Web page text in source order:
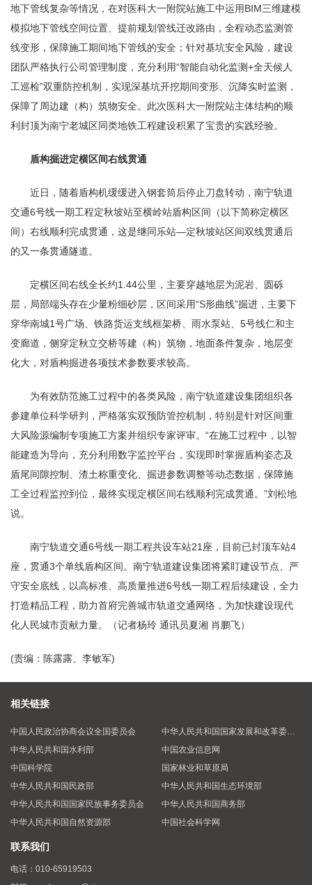
地下管线复杂等情况，在对医科大一附院站施工中运用BIM三维建模
模拟地下管线空间位置、提前规划管线迁改路由，全程动态监测管
线变形，保障施工期间地下管线的安全；针对基坑安全风险，建设
团队严格执行公司管理制度，充分利用“智能自动化监测+全天候人
工巡检”双重防控机制，实现深基坑开挖期间变形、沉降实时监测，
保障了周边建（构）筑物安全。此次医科大一附院站主体结构的顺
利封顶为南宁老城区同类地铁工程建设积累了宝贵的实践经验。
盾构掘进定横区间右线贯通
近日，随着盾构机缓缓进入钢套筒后停止刀盘转动，南宁轨道
交通6号线一期工程定秋坡站至横岭站盾构区间（以下简称定横区
间）右线顺利完成贯通，这是继同乐站—定秋坡站区间双线贯通后
的又一条贯通隧道。
定横区间右线全长约1.44公里，主要穿越地层为泥岩、圆砾
层，局部端头存在少量粉细砂层，区间采用“S形曲线”掘进，主要下
穿华南城1号广场、铁路货运支线框架桥、雨水泵站、5号线仁和主
变廊道，侧穿定秋立交桥等建（构）筑物，地面条件复杂，地层变
化大，对盾构掘进各项技术参数要求较高。
为有效防范施工过程中的各类风险，南宁轨道建设集团组织各
参建单位科学研判，严格落实双预防管控机制，特别是针对区间重
大风险源编制专项施工方案并组织专家评审。“在施工过程中，以智
能建造为导向，充分利用数字监控平台，实现即时掌握盾构姿态及
盾尾间隙控制、渣土称重变化、掘进参数调整等动态数据，保障施
工全过程监控到位，最终实现定横区间右线顺利完成贯通。”刘松地
说。
南宁轨道交通6号线一期工程共设车站21座，目前已封顶车站4
座，贯通3个单线盾构区间。南宁轨道建设集团将紧盯建设节点、严
守安全底线，以高标准、高质量推进6号线一期工程后续建设，全力
打造精品工程，助力首府完善城市轨道交通网络，为加快建设现代
化人民城市贡献力量。（记者杨玲 通讯员夏湘 肖鹏飞）
(责编：陈露露、李敏军)
相关链接
中国人民政治协商会议全国委员会
中华人民共和国国家发展和改革委员会
中华人民共和国水利部
中国农业信息网
中国科学院
国家林业和草原局
中华人民共和国民政部
中华人民共和国生态环境部
中华人民共和国国家民族事务委员会
中华人民共和国商务部
中华人民共和国自然资源部
中国社会科学网
联系我们
电话： 010-65919503